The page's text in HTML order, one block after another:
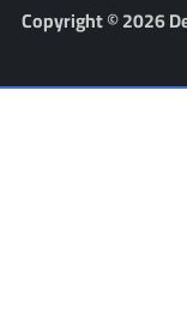
Copyright © 2026